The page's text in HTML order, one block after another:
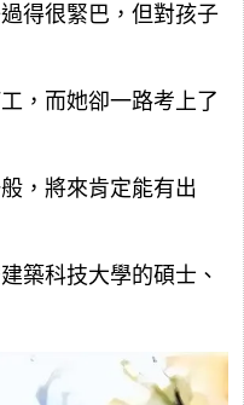
得很緊巴，但對孩子
，而她卻一路考上了
，將來肯定能有出
築科技大學的碩士、